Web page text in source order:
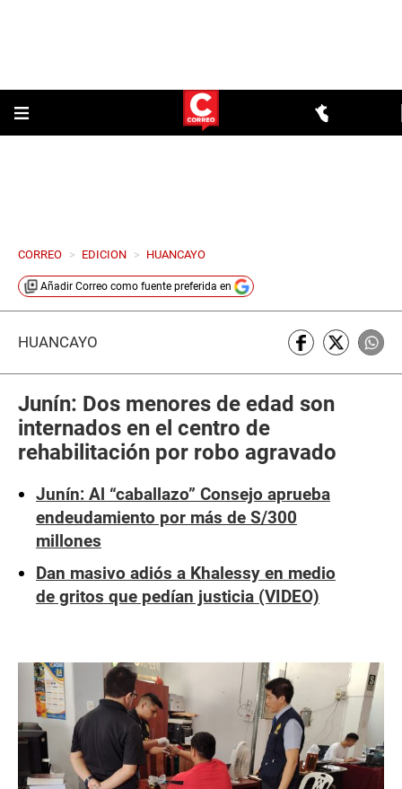
CORREO > EDICION > HUANCAYO
Añadir Correo como fuente preferida en
HUANCAYO
Junín: Dos menores de edad son
internados en el centro de
rehabilitación por robo agravado
Junín: Al “caballazo” Consejo aprueba
endeudamiento por más de S/300
millones
Dan masivo adiós a Khalessy en medio
de gritos que pedían justicia (VIDEO)